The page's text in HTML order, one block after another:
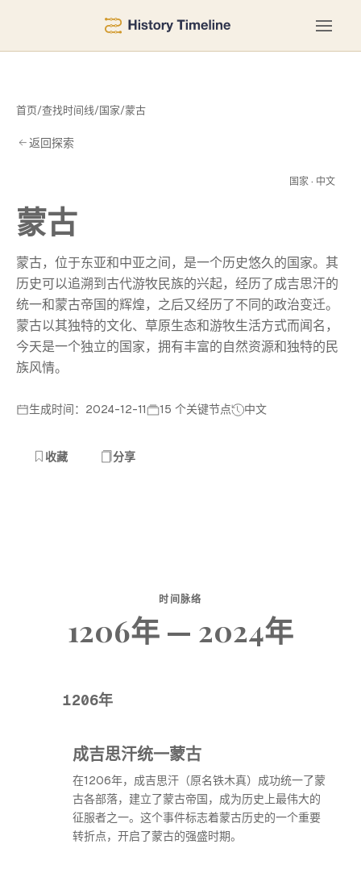
首页/查找时间线/国家/蒙古
返回探索
国家 · 中文
蒙古
蒙古，位于东亚和中亚之间，是一个历史悠久的国家。其
历史可以追溯到古代游牧民族的兴起，经历了成吉思汗的
统一和蒙古帝国的辉煌，之后又经历了不同的政治变迁。
蒙古以其独特的文化、草原生态和游牧生活方式而闻名，
今天是一个独立的国家，拥有丰富的自然资源和独特的民
族风情。
生成时间：2024-12-11 15 个关键节点 中文
收藏 分享
时间脉络
1206年 — 2024年
1206年
成吉思汗统一蒙古
在1206年，成吉思汗（原名铁木真）成功统一了蒙
古各部落，建立了蒙古帝国，成为历史上最伟大的
征服者之一。这个事件标志着蒙古历史的一个重要
转折点，开启了蒙古的强盛时期。